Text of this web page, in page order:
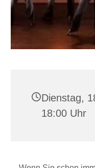
Dienstag,
18:00 Uhr